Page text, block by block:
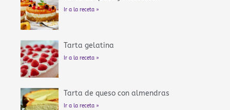
Ir a la receta »
Tarta gelatina
Ir a la receta »
Tarta de queso con almendras
Ir a la receta »